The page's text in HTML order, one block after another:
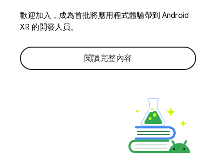
歡迎加入，成為首批將應用程式體驗帶到 Android
XR 的開發人員。
閱讀完整內容